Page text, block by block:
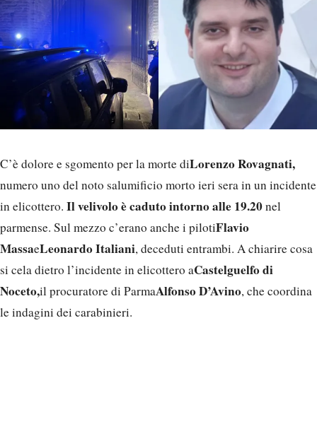
C’è dolore e sgomento per la morte diLorenzo Rovagnati,
numero uno del noto salumificio morto ieri sera in un incidente
in elicottero. Il velivolo è caduto intorno alle 19.20nel
parmense. Sul mezzo c’erano anche i pilotiFlavio
MassaeLeonardo Italiani, deceduti entrambi. A chiarire cosa
si cela dietro l’incidente in elicottero aCastelguelfo di
Noceto,il procuratore di ParmaAlfonso D’Avino, che coordina
le indagini dei carabinieri.